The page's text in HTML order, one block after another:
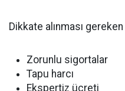
Dikkate alınması
Zorunlu sigortalar
Tapu harcı
Ekspertiz ücreti